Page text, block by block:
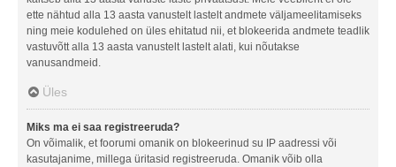
ette nähtud alla 13 aasta vanustelt lastelt andmete väljameelitamiseks
ning meie kodulehed on üles ehitatud nii, et blokeerida andmete teadlik
vastuvõtt alla 13 aasta vanustelt lastelt alati, kui nõutakse
vanusandmeid.
Üles
Miks ma ei saa registreeruda?
On võimalik, et foorumi omanik on blokeerinud su IP aadressi või
kasutajanime, millega üritasid registreeruda. Omanik võib olla